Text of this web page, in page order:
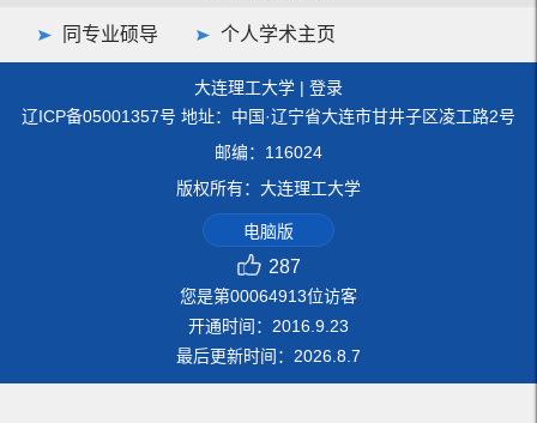
同专业硕导 个人学术主页
大连理工大学 | 登录
辽ICP备05001357号 地址：中国·辽宁省大连市甘井子区凌工路2号
邮编：116024
版权所有：大连理工大学
电脑版
287
您是第00064913位访客
开通时间： 2016.9.23
最后更新时间： 2026.8.7